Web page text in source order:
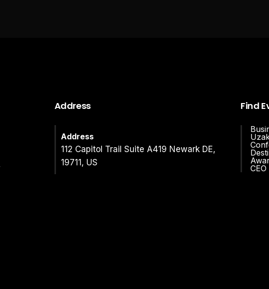
Address
Address
112 Capitol Trail Suite A419 Newark DE,
19711, US
Find